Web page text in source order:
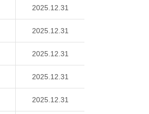
2025.12.31
2025.12.31
2025.12.31
2025.12.31
2025.12.31